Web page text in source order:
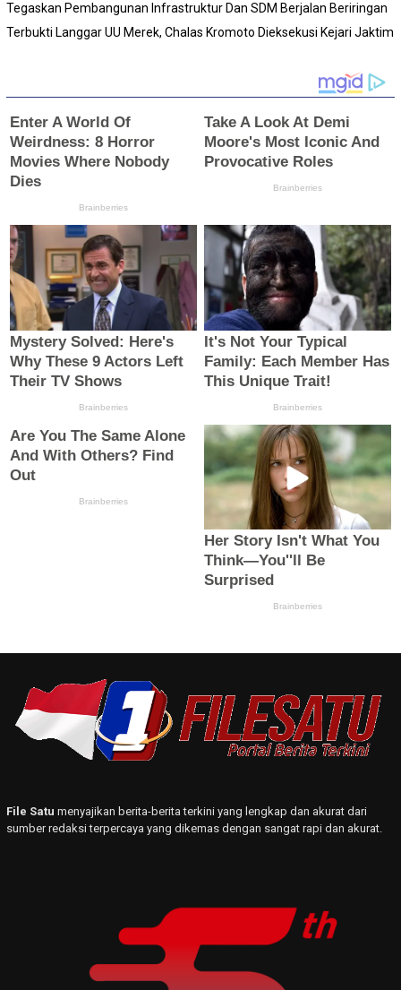
Tegaskan Pembangunan Infrastruktur Dan SDM Berjalan Beriringan
Terbukti Langgar UU Merek, Chalas Kromoto Dieksekusi Kejari Jaktim
File Satu menyajikan berita-berita terkini yang lengkap dan akurat dari
sumber redaksi terpercaya yang dikemas dengan sangat rapi dan akurat.